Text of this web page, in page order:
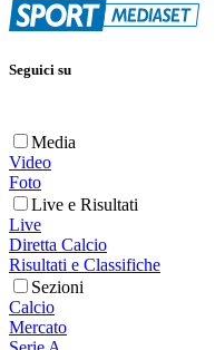
Seguici su
Media
Video
Foto
Live e Risultati
Live
Diretta Calcio
Risultati e Classifiche
Sezioni
Calcio
Mercato